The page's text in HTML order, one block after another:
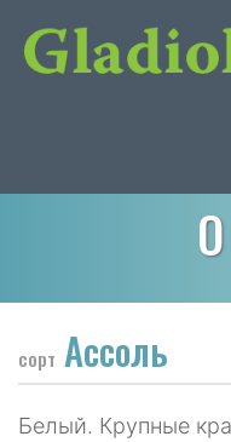
сорт Ассоль
Белый. Крупные